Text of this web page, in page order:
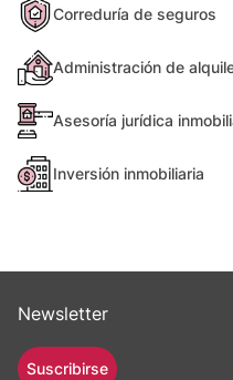
Correduría de seguros
Administración de
Asesoría jurídica
Inversión inmobiliaria
Newsletter
Suscribirse